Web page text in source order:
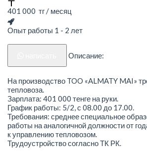
401 000 тг / месяц
Опыт работы 1 - 2 лет
Описание:
На производство TOO «ALMATY MAI»
тепловоза.
Зарплата: 401 000 тенге на руки.
График работы: 5/2, с 08.00 до 17.00.
Требования: среднее специальное
работы на аналогичной должности от
к управлению тепловозом.
Трудоустройство согласно ТК РК.